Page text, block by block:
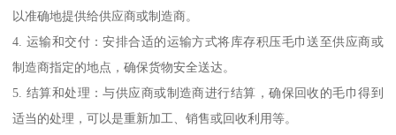
以准确地提供给供应商或制造商。
4. 运输和交付：安排合适的运输方式将库存积压毛巾送至供应商或
制造商指定的地点，确保货物安全送达。
5. 结算和处理：与供应商或制造商进行结算，确保回收的毛巾得到
适当的处理，可以是重新加工、销售或回收利用等。